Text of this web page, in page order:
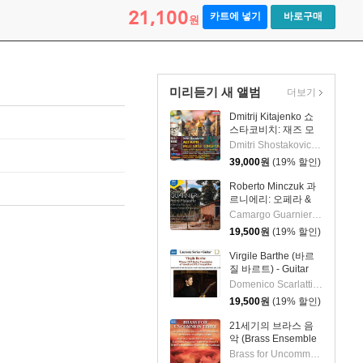
[SACD Hybrid] 21,100원 카트에 넣기 바로구매
미리듣기 새 앨범
Dmitrij Kitajenko 쇼
스타코비치: 재즈 모
음곡, 발레 모음곡, 협
주곡들
(Shostakovich: Jazz
Suite; Ballet Suites;
Concertos)
Dmitri Shostakovich 작곡 외 6명
39,000원 (19% 할인)
Roberto Minczuk 과
르니에리: 오페라 &
관현악 작품집
(Guarnieri: Pedro
Malazarte)
Camargo Guarnieri 작곡 외 2명
19,500원 (19% 할인)
Virgile Barthe (바르
질 바르트) - Guitar
Recital (기타 리사이
틀)
Domenico Scarlatti 작곡 외 5명
19,500원 (19% 할인)
21세기의 브라스 음
악 (Brass Ensemble
Music - 21st Century)Brass for Uncommon Times 실내악
더보기